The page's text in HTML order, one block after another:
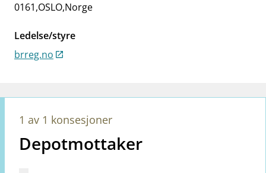
work_outlineJobb hos oss
dashboardInformasjon for investorer
notifications_noneAbonner på nyhetsvarsel
0161,OSLO,Norge
Ledelse/styre
brreg.no
1 av 1 konsesjoner
Depotmottaker